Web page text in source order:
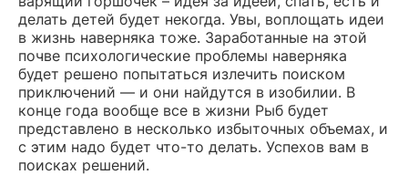
делать детей будет некогда. Увы, воплощать идеи
в жизнь наверняка тоже. Заработанные на этой
почве психологические проблемы наверняка
будет решено попытаться излечить поиском
приключений — и они найдутся в изобилии. В
конце года вообще все в жизни Рыб будет
представлено в несколько избыточных объемах, и
с этим надо будет что-то делать. Успехов вам в
поисках решений.